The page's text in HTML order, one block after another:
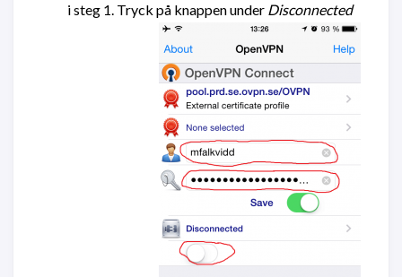
i steg 1. Tryck på knappen under Disconnected